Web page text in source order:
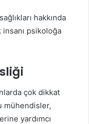
hakkında
psikoloğa
çok dikkat
mühendisler,
yardımcı